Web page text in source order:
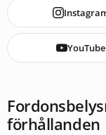
YouTube
förhållanden